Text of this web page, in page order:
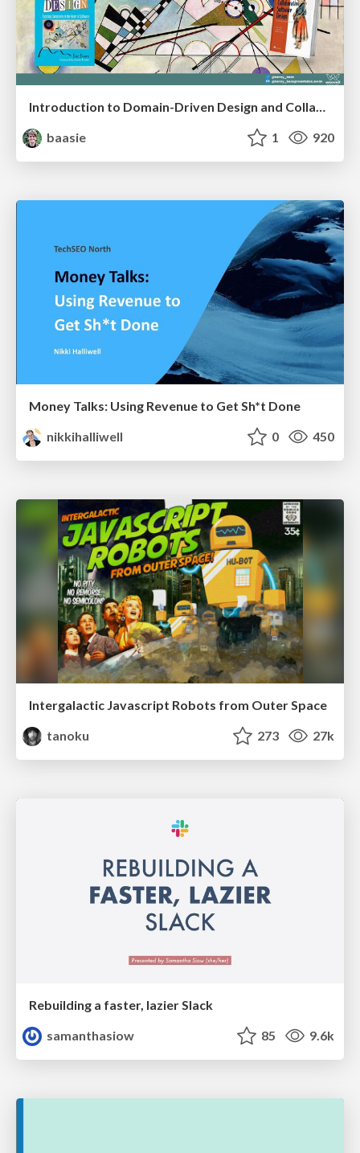
baasie
1 920
Money Talks: Using Revenue to Get Sh*t Done
nikkihalliwell
0 450
Intergalactic Javascript Robots from Outer Space
tanoku
273 27k
Rebuilding a faster, lazier Slack
samanthasiow
85 9.6k